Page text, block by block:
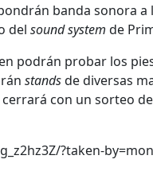
banda sonora
del sound system de
podrán probar los
standsde diversas
con un sorteo
?taken-